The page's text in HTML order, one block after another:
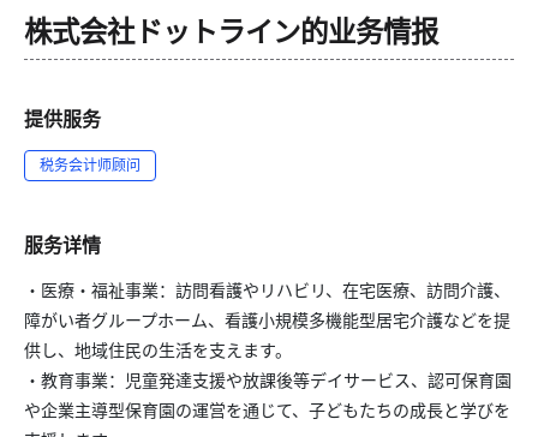
株式会社ドットライン的业务情报
提供服务
税务会计师顾问
服务详情
・医療・福祉事業：訪問看護やリハビリ、在宅医療、訪問介護、
障がい者グループホーム、看護小規模多機能型居宅介護などを提
供し、地域住民の生活を支えます。
・教育事業：児童発達支援や放課後等デイサービス、認可保育園
や企業主導型保育園の運営を通じて、子どもたちの成長と学びを